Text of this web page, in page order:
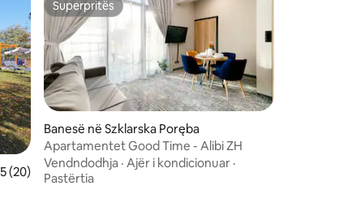
mesatar 4,95 nga 5, 20 vlerësime
(20)
Superpritës
Superpritës
Banesë në Szklarska Poręba
Apartamentet Good Time - Alibi ZH
Vendndodhja · Ajër i kondicionuar ·
Pastërtia